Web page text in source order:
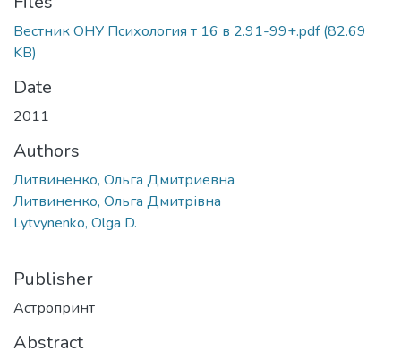
Вестник ОНУ Психология т 16 в 2.91-99+.pdf(82.69
KB)
Date
2011
Authors
Литвиненко, Ольга Дмитриевна
Литвиненко, Ольга Дмитрівна
Lytvynenko, Olga D.
Publisher
Астропринт
Abstract